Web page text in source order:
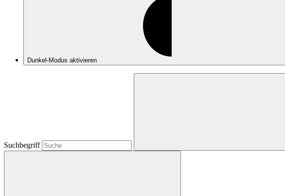
Dunkel-Modus aktivieren
Suchbegriff